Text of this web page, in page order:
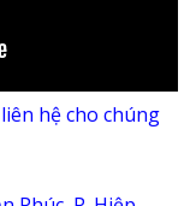
hệ cho chúng